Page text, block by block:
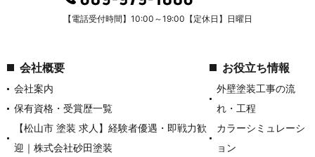
【電話受付時間】10:00～19:00【定休日】日曜日
会社概要
会社案内
保有資格・受賞歴一覧
【松山市 塗装 求人】経験者優遇・即戦力歓
迎｜株式会社砂田塗装
お役立ち情報
外壁塗装工事の流
れ・工程
カラーシミュレーシ
ョン